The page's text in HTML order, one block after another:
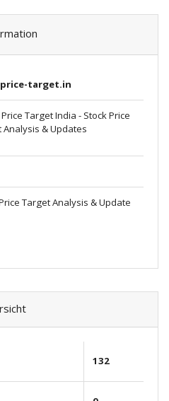
target.in
Target India - Stock Price
Analysis & Updates
Target Analysis & Update
132